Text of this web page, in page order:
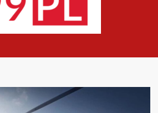
świat